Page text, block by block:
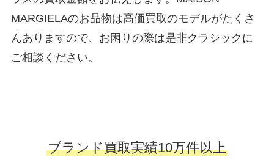
MARGIELAのお品物は高価買取のモデルがたくさ
んありますので、お困りの際は是非クラシックに
ご相談ください。
ブランド買取実績10万件以上